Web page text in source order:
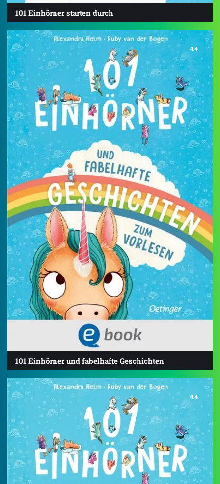
101 Einhörner starten durch
4.4
101 Einhörner und fabelhafte Geschichten
4.4